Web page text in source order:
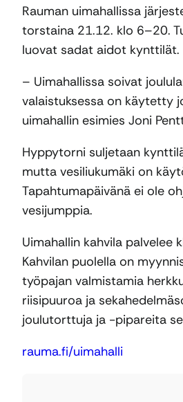
Rauman uimahallissa
torstaina 21.12. klo 6–20.
luovat sadat aidot kynttilät.
– Uimahallissa soivat
valaistuksessa on käytetty
uimahallin esimies Joni
Hyppytorni suljetaan
mutta vesiliukumäki on
Tapahtumapäivänä ei ole
vesijumppia.
Uimahallin kahvila palvelee
Kahvilan puolella on
työpajan valmistamia
riisipuuroa ja
joulutorttuja ja -pipareita
rauma.fi/uimahalli